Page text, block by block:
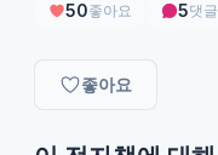
50좋아요 5댓글
좋아요